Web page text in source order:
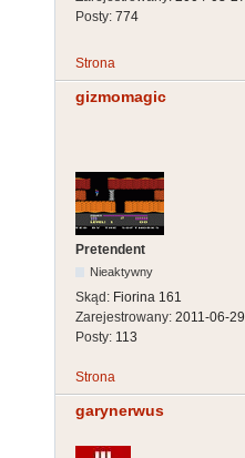
Posty: 774
Strona
gizmomagic
Pretendent
Nieaktywny
Skąd: Fiorina 161
Zarejestrowany: 2011-06-29
Posty: 113
Strona
garynerwus